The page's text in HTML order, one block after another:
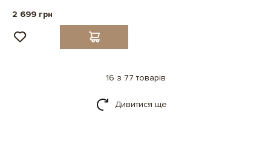
2 699 грн
16 з 77 товарів
Дивитися ще